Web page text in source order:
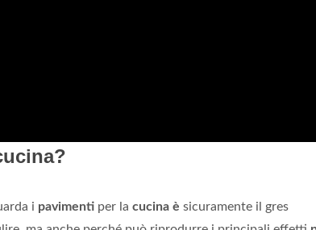
i pavimenti per la cucina è sicuramente il gres